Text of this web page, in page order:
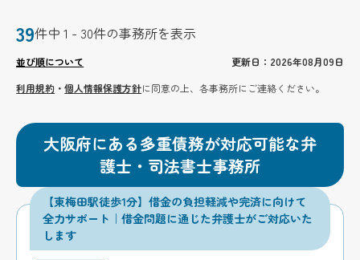
39件中 1 - 30件の事務所を表示
並び順について
更新日：2026年08月09日
利用規約 ・個人情報保護方針に同意の上、各事務所にご連絡ください。
大阪府にある多重債務が対応可能な弁
護士・司法書士事務所
【東梅田駅徒歩1分】借金の負担軽減や完済に向けて
全力サポート｜借金問題に通じた弁護士がご対応いた
します